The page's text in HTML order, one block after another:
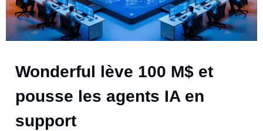
Wonderful lève 100 M$ et
pousse les agents IA en
support